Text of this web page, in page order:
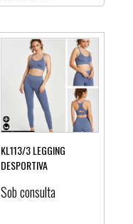
Ver detalhes
KL113/3 LEGGING
DESPORTIVA
Sob consulta